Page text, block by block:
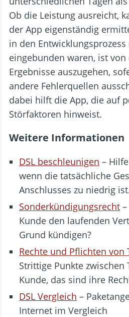
Ob die Leistung ausreicht,
der App eigenständig
in den
eingebunden waren, ist von
Ergebnisse auszugehen,
andere Fehlerquellen
dabei hilft die App, die auf
Störfaktoren hinweist.
Weitere Informationen
DSL beschleunigen –
wenn die tatsächliche
Anschlusses zu niedrig
Sonderkündigungsrecht
Kunde den laufenden
Grund kündigen?
Rechte und Pflichten von
Strittige Punkte
Kunde, das sind ihre
DSL Vergleich –
Internet im Vergleich